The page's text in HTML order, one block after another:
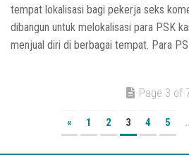
tempat lokalisasi bagi pekerja seks
dibangun untuk melokalisasi para PSK
menjual diri di berbagai tempat. Para
Page 3 of
« 1 2 3 4 5